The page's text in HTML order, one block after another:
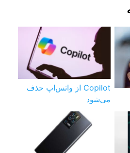
Copilot از واتس‌اپ حذف
می‌شود